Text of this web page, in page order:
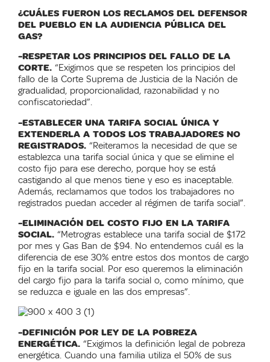
¿CUÁLES FUERON LOS RECLAMOS DEL DEFENSOR
DEL PUEBLO EN LA AUDIENCIA PÚBLICA DEL
GAS?
-RESPETAR LOS PRINCIPIOS DEL FALLO DE LA
CORTE. “Exigimos que se respeten los principios del
fallo de la Corte Suprema de Justicia de la Nación de
gradualidad, proporcionalidad, razonabilidad y no
confiscatoriedad”.
-ESTABLECER UNA TARIFA SOCIAL ÚNICA Y
EXTENDERLA A TODOS LOS TRABAJADORES NO
REGISTRADOS. “Reiteramos la necesidad de que se
establezca una tarifa social única y que se elimine el
costo fijo para ese derecho, porque hoyse está
castigando al que menos tiene y eso es inaceptable.
Además, reclamamos que todos los trabajadores no
registrados puedan acceder al régimen de tarifa social”.
-ELIMINACIÓN DEL COSTO FIJO EN LA TARIFA
SOCIAL. “Metrogras establece una tarifa social de $172
por mes y Gas Ban de $94. No entendemos cuál es la
diferencia de ese 30% entre estos dos montos de cargo
fijo en la tarifa social. Por eso queremos la eliminación
del cargo fijo para la tarifa social o, como mínimo, que
se reduzca e iguale en las dos empresas”.
-DEFINICIÓN POR LEY DE LA POBREZA
ENERGÉTICA. “Exigimos la definición legal de pobreza
energética. Cuando una familia utiliza el 50% de sus